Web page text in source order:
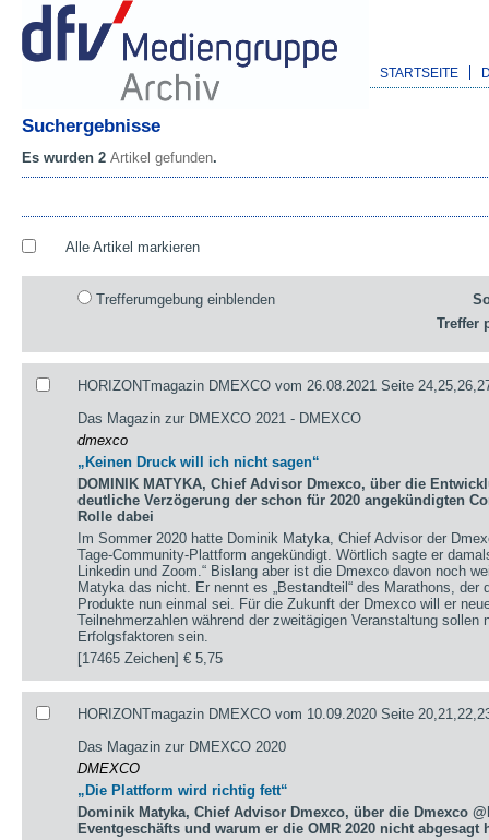
STARTSEITE
Suchergebnisse
Es wurden 2 Artikel gefunden.
Alle Artikel markieren
Trefferumgebung einblenden
Treffer
HORIZONTmagazin DMEXCO vom 26.08.2021 Seite
Das Magazin zur DMEXCO 2021 - DMEXCO
dmexco
„Keinen Druck will ich nicht sagen“
DOMINIK MATYKA, Chief Advisor Dmexco, über die
deutliche Verzögerung der schon für 2020 angekündigten
Rolle dabei
Im Sommer 2020 hatte Dominik Matyka, Chief Advisor der
Tage-Community-Plattform angekündigt. Wörtlich sagte er
Linkedin und Zoom.“ Bislang aber ist die Dmexco davon noch
Matyka das nicht. Er nennt es „Bestandteil“ des Marathons, der
Produkte nun einmal sei. Für die Zukunft der Dmexco will er
Teilnehmerzahlen während der zweitägigen Veranstaltung
Erfolgsfaktoren sein.
[17465 Zeichen]€ 5,75
HORIZONTmagazin DMEXCO vom 10.09.2020 Seite
Das Magazin zur DMEXCO 2020
DMEXCO
„Die Plattform wird richtig fett“
Dominik Matyka, Chief Advisor Dmexco, über die Dmexco
Eventgeschäfts und warum er die OMR 2020 nicht abgesagt